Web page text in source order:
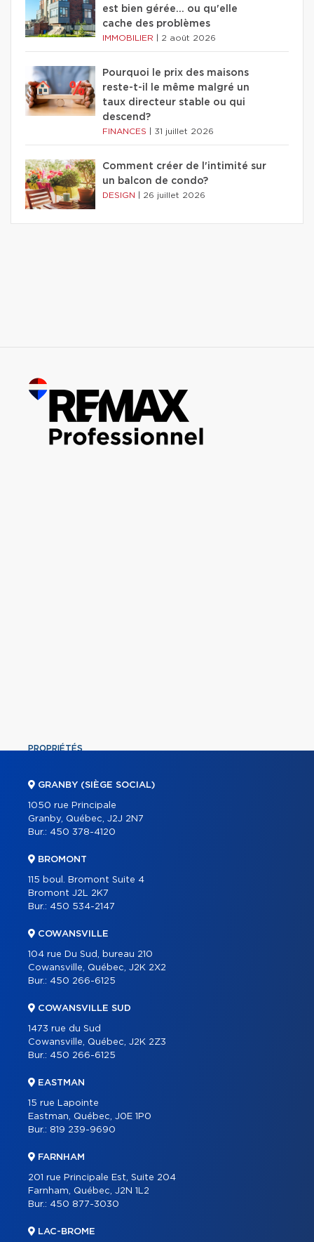
est bien gérée… ou qu'elle
cache des problèmes
IMMOBILIER 2 août 2026
Pourquoi le prix des maisons
reste-t-il le même malgré un
taux directeur stable ou qui
descend?
FINANCES 31 juillet 2026
Comment créer de l'intimité sur
un balcon de condo?
DESIGN 26 juillet 2026
PROPRIÉTÉS
À PROPOS
PARTENAIRES
BLOGUE
CONTACT
GRANBY (SIÈGE SOCIAL)
1050 rue Principale
Granby, Québec, J2J 2N7
Bur.: 450 378-4120
BROMONT
115 boul. Bromont Suite 4
Bromont J2L 2K7
Bur.: 450 534-2147
COWANSVILLE
104 rue Du Sud, bureau 210
Cowansville, Québec, J2K 2X2
Bur.: 450 266-6125
COWANSVILLE SUD
1473 rue du Sud
Cowansville, Québec, J2K 2Z3
Bur.: 450 266-6125
EASTMAN
15 rue Lapointe
Eastman, Québec, J0E 1P0
Bur.: 819 239-9690
FARNHAM
201 rue Principale Est, Suite 204
Farnham, Québec, J2N 1L2
Bur.: 450 877-3030
LAC-BROME